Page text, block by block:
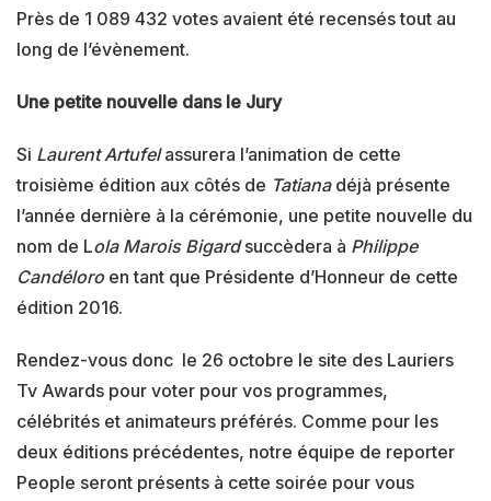
Près de 1 089 432 votes avaient été recensés tout au
long de l’évènement.
Une petite nouvelle dans le Jury
Si Laurent Artufelassurera l’animation de cette
troisième édition aux côtés de Tatianadéjà présente
l’année dernière à la cérémonie, une petite nouvelle du
nom de Lola Marois Bigardsuccèdera à Philippe
Candéloroen tant que Présidente d’Honneur de cette
édition 2016.
Rendez-vous donc le 26 octobre le site des Lauriers
Tv Awards pour voter pour vos programmes,
célébrités et animateurs préférés. Comme pour les
deux éditions précédentes, notre équipe de reporter
People seront présents à cette soirée pour vous